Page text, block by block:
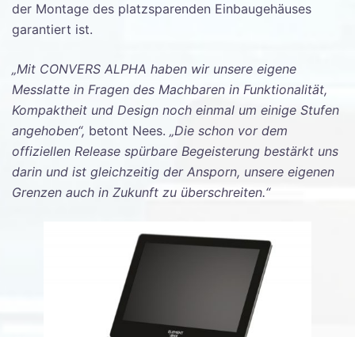
der Montage des platzsparenden Einbaugehäuses
garantiert ist.
„Mit CONVERS ALPHA haben wir unsere eigene
Messlatte in Fragen des Machbaren in Funktionalität,
Kompaktheit und Design noch einmal um einige Stufen
angehoben“, betont Nees. „Die schon vor dem
offiziellen Release spürbare Begeisterung bestärkt uns
darin und ist gleichzeitig der Ansporn, unsere eigenen
Grenzen auch in Zukunft zu überschreiten.“